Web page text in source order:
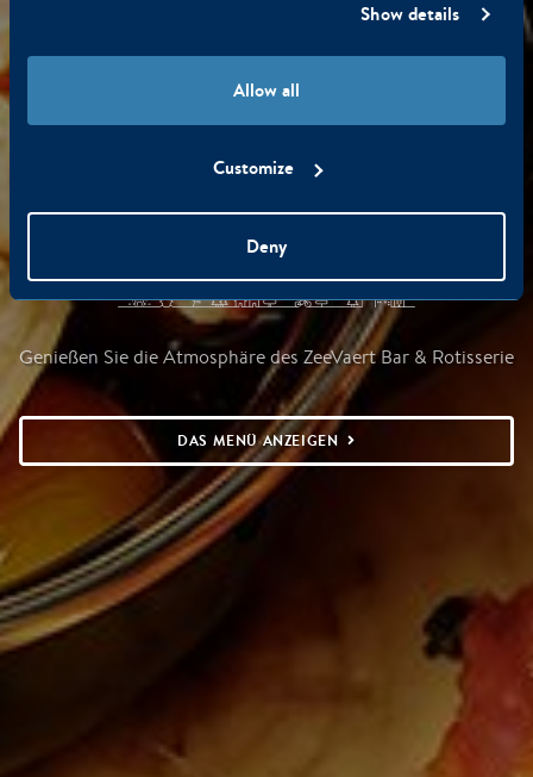
Show details
Allow all
Customize
Deny
Menü
Genießen Sie die Atmosphäre des ZeeVaert Bar & Rotisserie
DAS MENÜ ANZEIGEN